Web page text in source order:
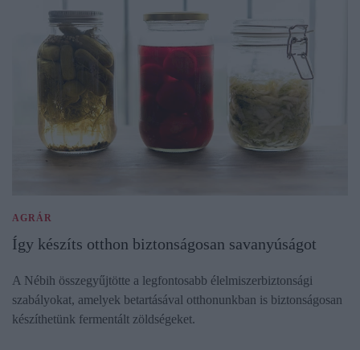
AGRÁR
Így készíts otthon biztonságosan savanyúságot
A Nébih összegyűjtötte a legfontosabb élelmiszerbiztonsági
szabályokat, amelyek betartásával otthonunkban is biztonságosan
készíthetünk fermentált zöldségeket.